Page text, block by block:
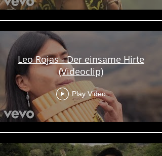
Leo Rojas - Der einsame Hirte
(Videoclip)
Play Video